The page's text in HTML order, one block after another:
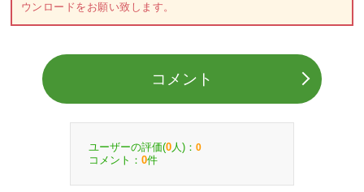
ウンロードをお願い致します。
コメント
ユーザーの評価(0 人)： 0
コメント： 0件